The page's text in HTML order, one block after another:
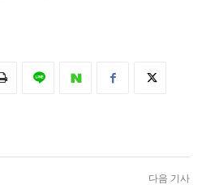
다음 기사